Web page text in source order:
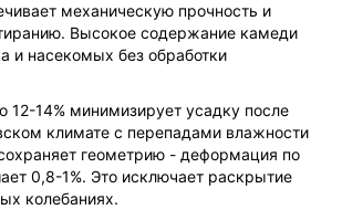
механическую прочность и
Высокое содержание камеди
и насекомых без обработки
12-14% минимизирует усадку после
климате с перепадами влажности
геометрию - деформация по
0,8-1%. Это исключает раскрытие
колебаниях.